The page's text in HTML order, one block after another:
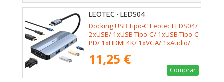
LEOTEC - LEDS04
Docking USB Tipo-C Leotec LEDS04/
2xUSB/ 1xUSB Tipo-C/ 1xUSB Tipo-C
PD/ 1xHDMI 4K/ 1xVGA/ 1xAudio/
11,25 €
Comprar